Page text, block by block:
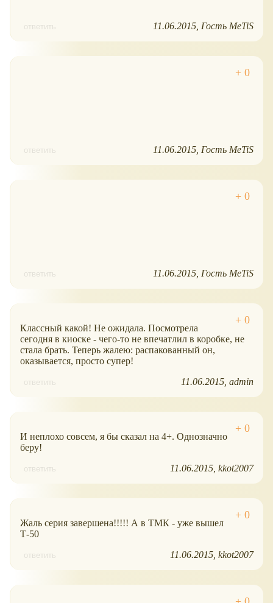
ответить 11.06.2015 Гость MeTiS
ответить 11.06.2015 Гость MeTiS
ответить 11.06.2015 Гость MeTiS
Классный какой! Не ожидала. Посмотрела
сегодня в киоске - чего-то не впечатлил в коробке, не
стала брать. Теперь жалею: распакованный он,
оказывается, просто супер!
ответить 11.06.2015 admin
И неплохо совсем, я бы сказал на 4+. Однозначно
беру!
ответить 11.06.2015 kkot2007
Жаль серия завершена!!!!! А в ТМК - уже вышел
Т-50
ответить 11.06.2015 kkot2007